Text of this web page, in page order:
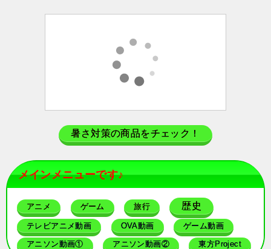
暑さ対策の商品をチェック！
メインメニューです♪
アニメ ゲーム 旅行 歴史
テレビアニメ動画 OVA動画 ゲーム動画
アニソン動画① アニソン動画② 東方Project